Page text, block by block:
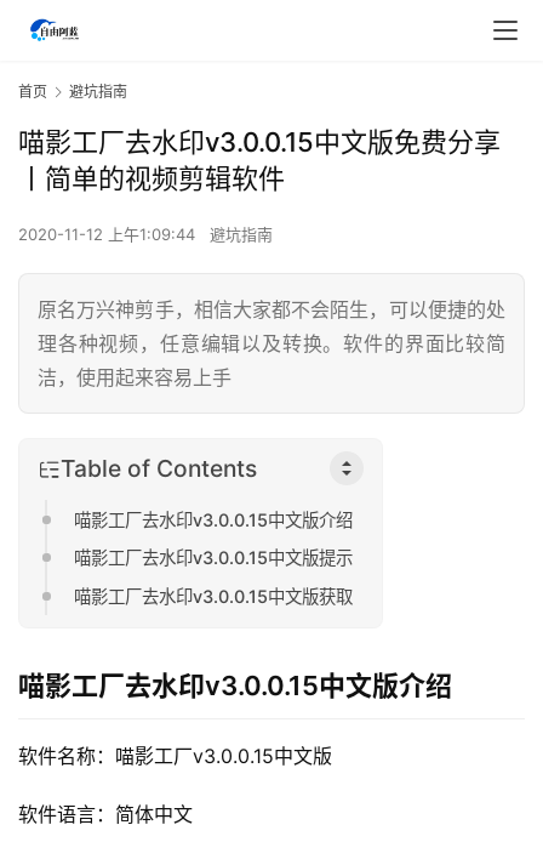
首页 避坑指南
喵影工厂去水印v3.0.0.15中文版免费分享
丨简单的视频剪辑软件
2020-11-12 上午1:09:44 避坑指南
原名万兴神剪手，相信大家都不会陌生，可以便捷的处
理各种视频，任意编辑以及转换。软件的界面比较简
洁，使用起来容易上手
Table of Contents
喵影工厂去水印v3.0.0.15中文版介绍
喵影工厂去水印v3.0.0.15中文版提示
喵影工厂去水印v3.0.0.15中文版获取
喵影工厂去水印v3.0.0.15中文版介绍
软件名称：喵影工厂v3.0.0.15中文版
软件语言：简体中文